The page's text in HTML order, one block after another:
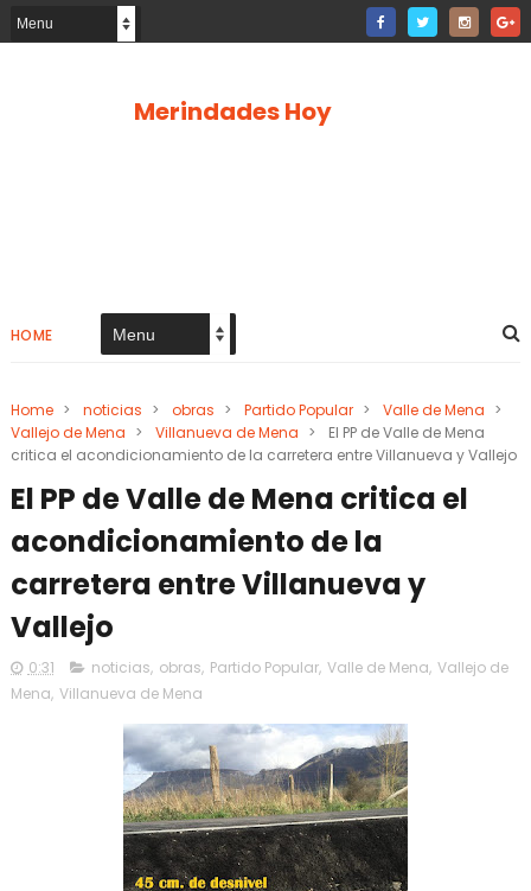
Merindades Hoy
HOME
Home > noticias > obras > Partido Popular > Valle de Mena >
Vallejo de Mena > Villanueva de Mena >
El PP de Valle de Mena
critica el acondicionamiento de la carretera entre Villanueva y Vallejo
El PP de Valle de Mena critica el
acondicionamiento de la
carretera entre Villanueva y
Vallejo
0:31 noticias, obras, Partido Popular, Valle de Mena, Vallejo de
Mena, Villanueva de Mena